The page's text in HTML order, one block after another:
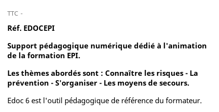
TTC
Réf. EDOCEPI
Support pédagogique numérique dédié à l'animation
de la formation EPI.
Les thèmes abordés sont : Connaître les risques - La
prévention - S'organiser - Les moyens de secours.
Edoc 6 est l'outil pédagogique de référence du formateur.